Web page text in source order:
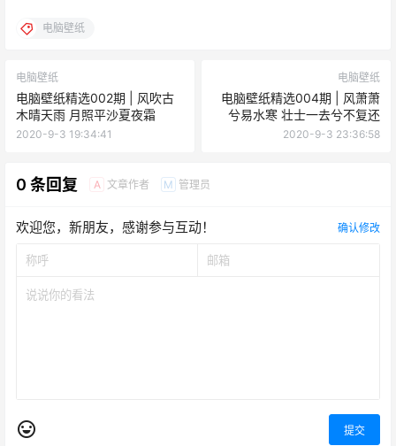
电脑壁纸
电脑壁纸
电脑壁纸精选002期 | 风吹古
木晴天雨 月照平沙夏夜霜
2020-9-3 19:34:41
电脑壁纸
电脑壁纸精选004期 | 风萧萧
兮易水寒 壮士一去兮不复还
2020-9-3 23:36:58
0 条回复 A 文章作者 M 管理员
欢迎您，新朋友，感谢参与互动！ 确认修改
提交